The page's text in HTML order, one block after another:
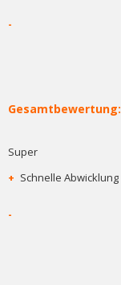
-
Gesamtbewertung:
Super
+ Schnelle Abwicklung
-